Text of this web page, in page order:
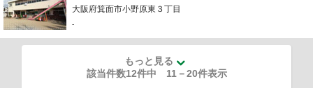
大阪府箕面市小野原東３丁目
-
もっと見る
該当件数12件中 11 －20件表示